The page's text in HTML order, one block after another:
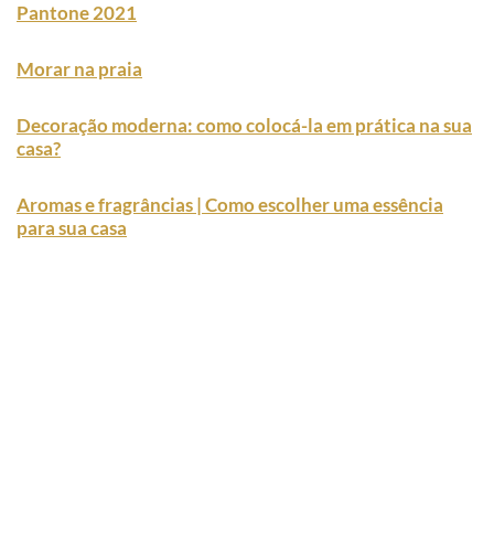
Pantone 2021
Morar na praia
Decoração moderna: como colocá-la em prática na sua
casa?
Aromas e fragrâncias | Como escolher uma essência
para sua casa